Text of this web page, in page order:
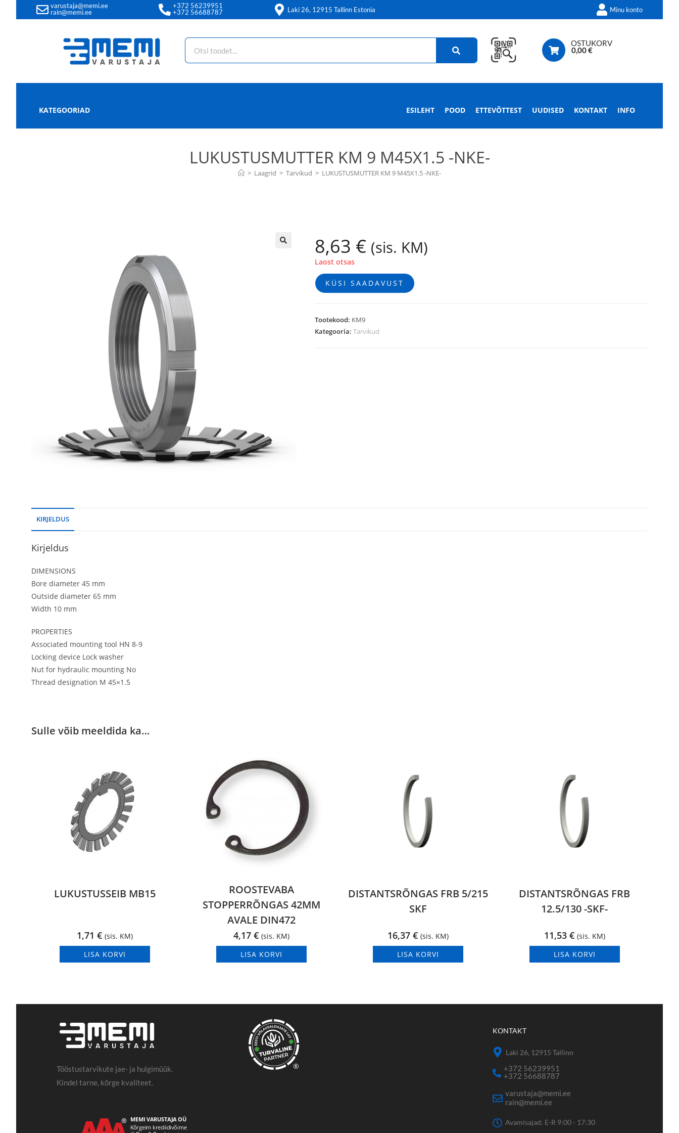
varustaja@memi.ee
rain@memi.ee
+372 56239951
+372 56688787
Laki 26, 12915 Tallinn Estonia Minu konto
OSTUKORV
0,00€
KATEGOORIAD ESILEHT POOD ETTEVÕTTEST UUDISED KONTAKT INFO
LUKUSTUSMUTTER KM 9 M45X1.5 -NKE-
> Laagrid > Tarvikud > LUKUSTUSMUTTER KM 9 M45X1.5 -NKE-
8,63 € (sis. KM)
Laost otsas
KÜSI SAADAVUST
Tootekood: KM9
Kategooria:Tarvikud
KIRJELDUS
Kirjeldus
DIMENSIONS
Bore diameter 45 mm
Outside diameter 65 mm
Width 10 mm
PROPERTIES
Associated mounting tool HN 8-9
Locking device Lock washer
Nut for hydraulic mounting No
Thread designation M 45×1.5
Sulle võib meeldida ka…
LUKUSTUSSEIB MB15
1,71 € (sis. KM)
LISA KORVI
ROOSTEVABA
STOPPERRÕNGAS 42MM
AVALE DIN472
4,17 € (sis. KM)
LISA KORVI
DISTANTSRÕNGAS FRB 5/215
SKF
16,37 € (sis. KM)
LISA KORVI
DISTANTSRÕNGAS FRB
12.5/130 -SKF-
11,53 € (sis. KM)
LISA KORVI
Tööstustarvikute jae- ja hulgimüük.
Kindel tarne, kõrge kvaliteet.
®
KONTAKT
Laki 26, 12915 Tallinn
+372 56239951
+372 56688787
varustaja@memi.ee
rain@memi.ee
Avamisajad: E-R 9:00 - 17:30